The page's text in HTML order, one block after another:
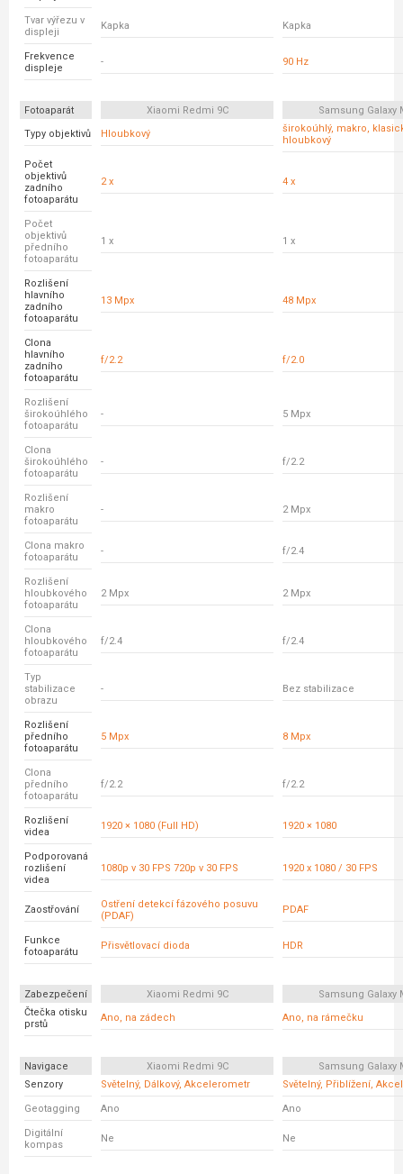
Tvar výřezu v
displeji
Kapka Kapka
Frekvence
displeje
- 90 Hz
Fotoaparát Xiaomi Redmi 9C
Samsung Galaxy
Typy objektivů
Hloubkový
širokoúhlý, makro,
hloubkový
Počet
objektivů
zadního
fotoaparátu
2 x 4 x
Počet
objektivů
předního
fotoaparátu
1 x 1 x
Rozlišení
hlavního
zadního
fotoaparátu
13 Mpx 48 Mpx
Clona
hlavního
zadního
fotoaparátu
f/2.2 f/2.0
Rozlišení
širokoúhlého
fotoaparátu
- 5 Mpx
Clona
širokoúhlého
fotoaparátu
- f/2.2
Rozlišení
makro
fotoaparátu
- 2 Mpx
Clona makro
fotoaparátu
- f/2.4
Rozlišení
hloubkového
fotoaparátu
2 Mpx 2 Mpx
Clona
hloubkového
fotoaparátu
f/2.4 f/2.4
Typ
stabilizace
obrazu
- Bez stabilizace
Rozlišení
předního
fotoaparátu
5 Mpx 8 Mpx
Clona
předního
fotoaparátu
f/2.2 f/2.2
Rozlišení
videa
1920 × 1080 (Full HD) 1920 × 1080
Podporovaná
rozlišení
videa
1080p v 30 FPS 720p v 30 FPS 1920 x 1080 / 30 FPS
Zaostřování
Ostření detekcí fázového posuvu
(PDAF)
PDAF
Funkce
fotoaparátu
Přisvětlovací dioda HDR
Zabezpečení Xiaomi Redmi 9C
Samsung Galaxy
Čtečka otisku
prstů
Ano, na zádech Ano, na rámečku
Navigace Xiaomi Redmi 9C
Samsung Galaxy
Senzory
Světelný, Dálkový, Akcelerometr Světelný, Přiblížení,
Geotagging Ano Ano
Digitální
kompas
Ne Ne